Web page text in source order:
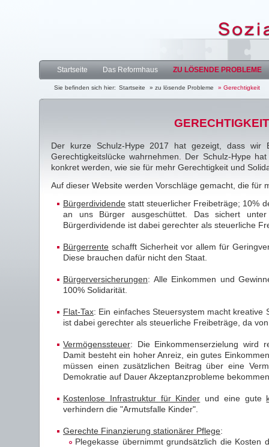
Startseite Das Reformhaus ZU LÖSENDE PROBLEME
Sie befinden sich hier: Startseite » zu lösende Probleme » Gerechtigkeit
Der kurze Schulz-Hype 2017 hat gezeigt, dass wir
Gerechtigkeitslücke wahrnehmen. Der Schulz-Hype
konkret werden, wie sie für mehr Gerechtigkeit und
Auf dieser Website werden Vorschläge gemacht, die für
Bürgerdividende statt steuerlicher Freibeträge; 10%
an uns Bürger ausgeschüttet. Das sichert
Bürgerdividende ist dabei gerechter als steuerliche
Bürgerrente schafft Sicherheit vor allem für
Diese brauchen dafür nicht den Staat.
Bürgerversicherungen: Alle Einkommen und
100% Solidarität.
Flat-Tax: Ein einfaches Steuersystem macht
ist dabei gerechter als steuerliche Freibeträge, da
Vermögenssteuer: Die Einkommenserzielung wird
Damit besteht ein hoher Anreiz, ein gutes
müssen einen zusätzlichen Beitrag über eine
Demokratie auf Dauer Akzeptanzprobleme
Kostenlose Infrastruktur für Kinder und eine gute
verhindern die "Armutsfalle Kinder".
Gerechte Finanzierung stationärer Pflege:
Plegekasse übernimmt grundsätzlich die